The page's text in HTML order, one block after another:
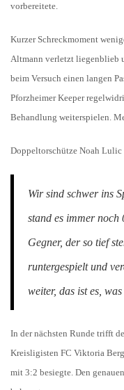
vorbereitete.
Kurzer Schreckmoment
Altmann verletzt liegenblieb
beim Versuch einen langen
Pforzheimer Keeper
Behandlung weiterspielen.
Doppeltorschütze Noah Lulic
Wir sind schwer ins
stand es immer noch
Gegner, der so tief
runtergespielt und
weiter, das ist es,
In der nächsten Runde trifft
Kreisligisten FC Viktoria
mit 3:2 besiegte. Den